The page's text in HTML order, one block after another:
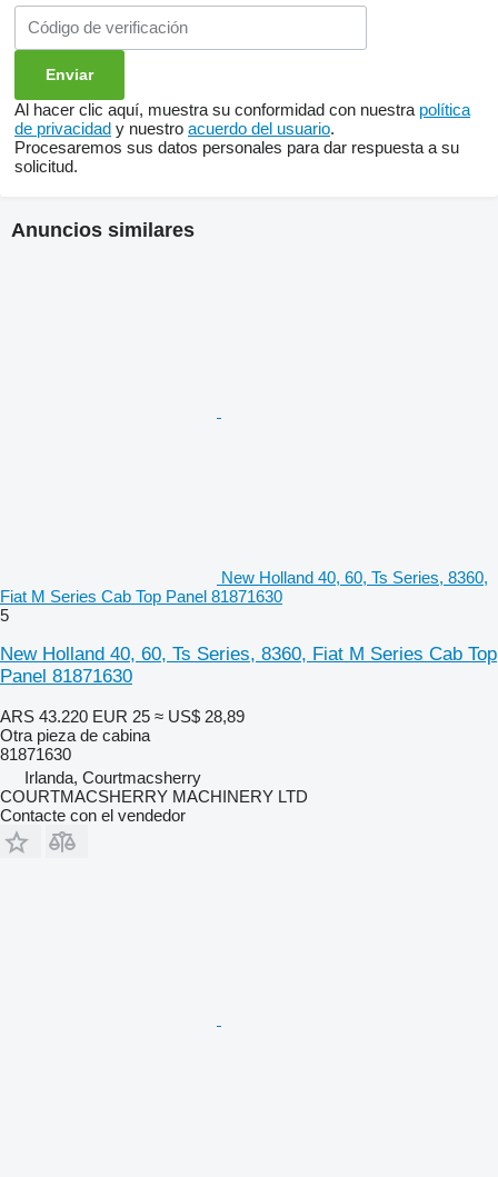
Al hacer clic aquí, muestra su conformidad con nuestra política
de privacidad y nuestro acuerdo del usuario.
Procesaremos sus datos personales para dar respuesta a su
solicitud.
Anuncios similares
New Holland 40, 60, Ts Series, 8360,
Fiat M Series Cab Top Panel 81871630
5
New Holland 40, 60, Ts Series, 8360, Fiat M Series Cab Top
Panel 81871630
ARS 43.220 EUR 25 ≈ US$ 28,89
Otra pieza de cabina
81871630
Irlanda, Courtmacsherry
COURTMACSHERRY MACHINERY LTD
Contacte con el vendedor